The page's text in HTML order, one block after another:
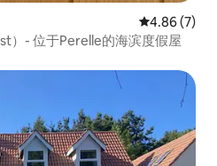
平均评分
4.86 (7)
）- 位于Perelle的海滨度假屋